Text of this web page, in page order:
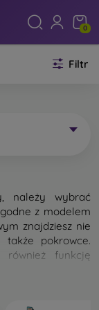
0
Filtr
należy wybrać
z modelem
znajdziesz nie
pokrowce.
funkcję
również nazwać